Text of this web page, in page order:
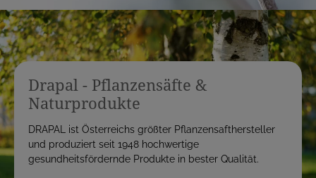
Drapal - Pflanzensäfte &
Naturprodukte
DRAPAL ist Österreichs größter Pflanzensafthersteller
und produziert seit 1948 hochwertige
gesundheitsfördernde Produkte in bester Qualität.